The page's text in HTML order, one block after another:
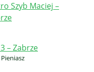
Szyb Maciej –
– Zabrze